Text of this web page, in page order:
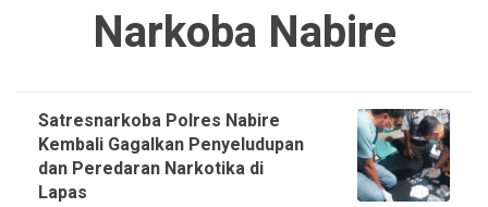
Narkoba Nabire
Satresnarkoba Polres Nabire
Kembali Gagalkan Penyeludupan
dan Peredaran Narkotika di
Lapas